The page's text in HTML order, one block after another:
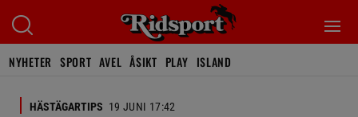
NYHETER SPORT AVEL ÅSIKT PLAY ISLAND
HÄSTÄGARTIPS 19 JUNI 17:42